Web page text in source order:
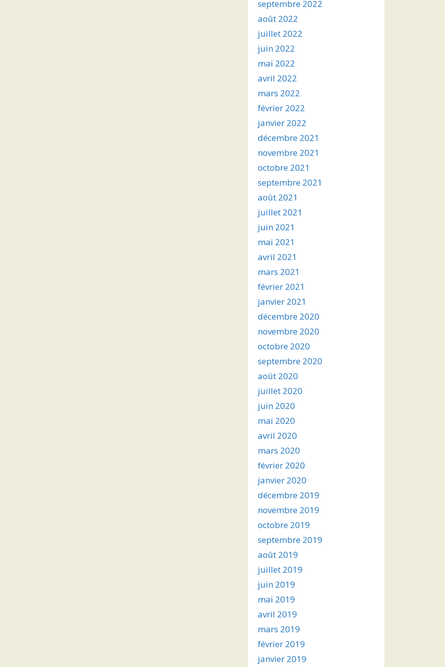
septembre 2022
août 2022
juillet 2022
juin 2022
mai 2022
avril 2022
mars 2022
février 2022
janvier 2022
décembre 2021
novembre 2021
octobre 2021
septembre 2021
août 2021
juillet 2021
juin 2021
mai 2021
avril 2021
mars 2021
février 2021
janvier 2021
décembre 2020
novembre 2020
octobre 2020
septembre 2020
août 2020
juillet 2020
juin 2020
mai 2020
avril 2020
mars 2020
février 2020
janvier 2020
décembre 2019
novembre 2019
octobre 2019
septembre 2019
août 2019
juillet 2019
juin 2019
mai 2019
avril 2019
mars 2019
février 2019
janvier 2019